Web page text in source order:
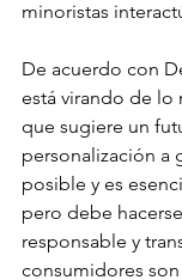
minoristas
De acuerdo con
está virando de lo
que sugiere un
personalización a
posible y es
pero debe
responsable y
consumidores son